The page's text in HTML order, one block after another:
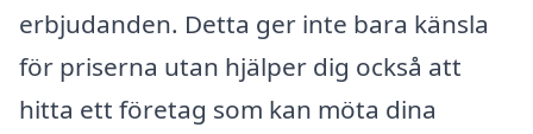
erbjudanden. Detta ger inte bara känsla
för priserna utan hjälper dig också att
hitta ett företag som kan möta dina